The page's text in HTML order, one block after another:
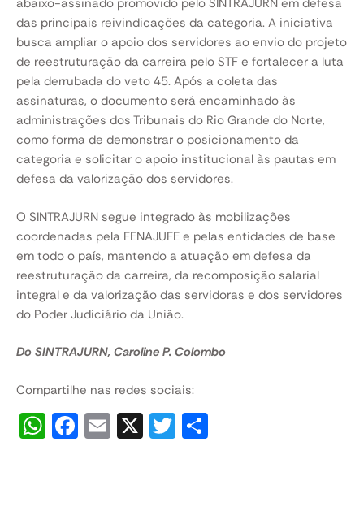
abaixo-assinado promovido pelo SINTRAJURN em defesa
das principais reivindicações da categoria. A iniciativa
busca ampliar o apoio dos servidores ao envio do projeto
de reestruturação da carreira pelo STF e fortalecer a luta
pela derrubada do veto 45. Após a coleta das
assinaturas, o documento será encaminhado às
administrações dos Tribunais do Rio Grande do Norte,
como forma de demonstrar o posicionamento da
categoria e solicitar o apoio institucional às pautas em
defesa da valorização dos servidores.
O SINTRAJURN segue integrado às mobilizações
coordenadas pela FENAJUFE e pelas entidades de base
em todo o país, mantendo a atuação em defesa da
reestruturação da carreira, da recomposição salarial
integral e da valorização das servidoras e dos servidores
do Poder Judiciário da União.
Do SINTRAJURN, Caroline P. Colombo
Compartilhe nas redes sociais:
W F E X T